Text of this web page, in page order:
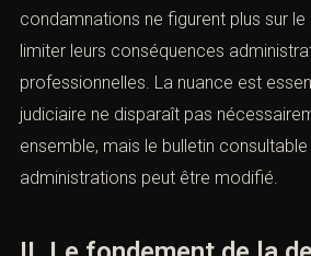
L’enjeu de la demande n’est donc
trace judiciaire dans l’absolu. Il s’agit
certaines condamnations ne figurent
n° 2, afin de limiter leurs
et professionnelles. La nuance est
judiciaire ne disparaît pas
administrations peut être modifié.